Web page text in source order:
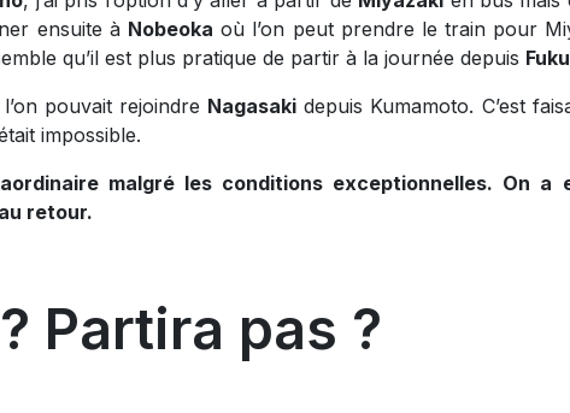
ensuite à Nobeoka où l’on peut prendre le train pour
qu’il est plus pratique de partir à la journée depuis
pouvait rejoindre Nagasaki depuis Kumamoto. C’est
impossible.
malgré les conditions exceptionnelles. On
retour.
Partira pas ?